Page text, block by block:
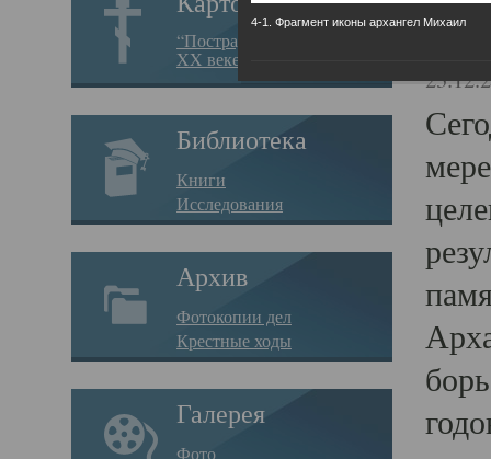
“Пострадавшие за веру в
XX веке на Севере”
Библиотека
Книги
Исследования
Архив
Фотокопии дел
Крестные ходы
Галерея
Фото
4-1. Фрагмент иконы архангел Михаил